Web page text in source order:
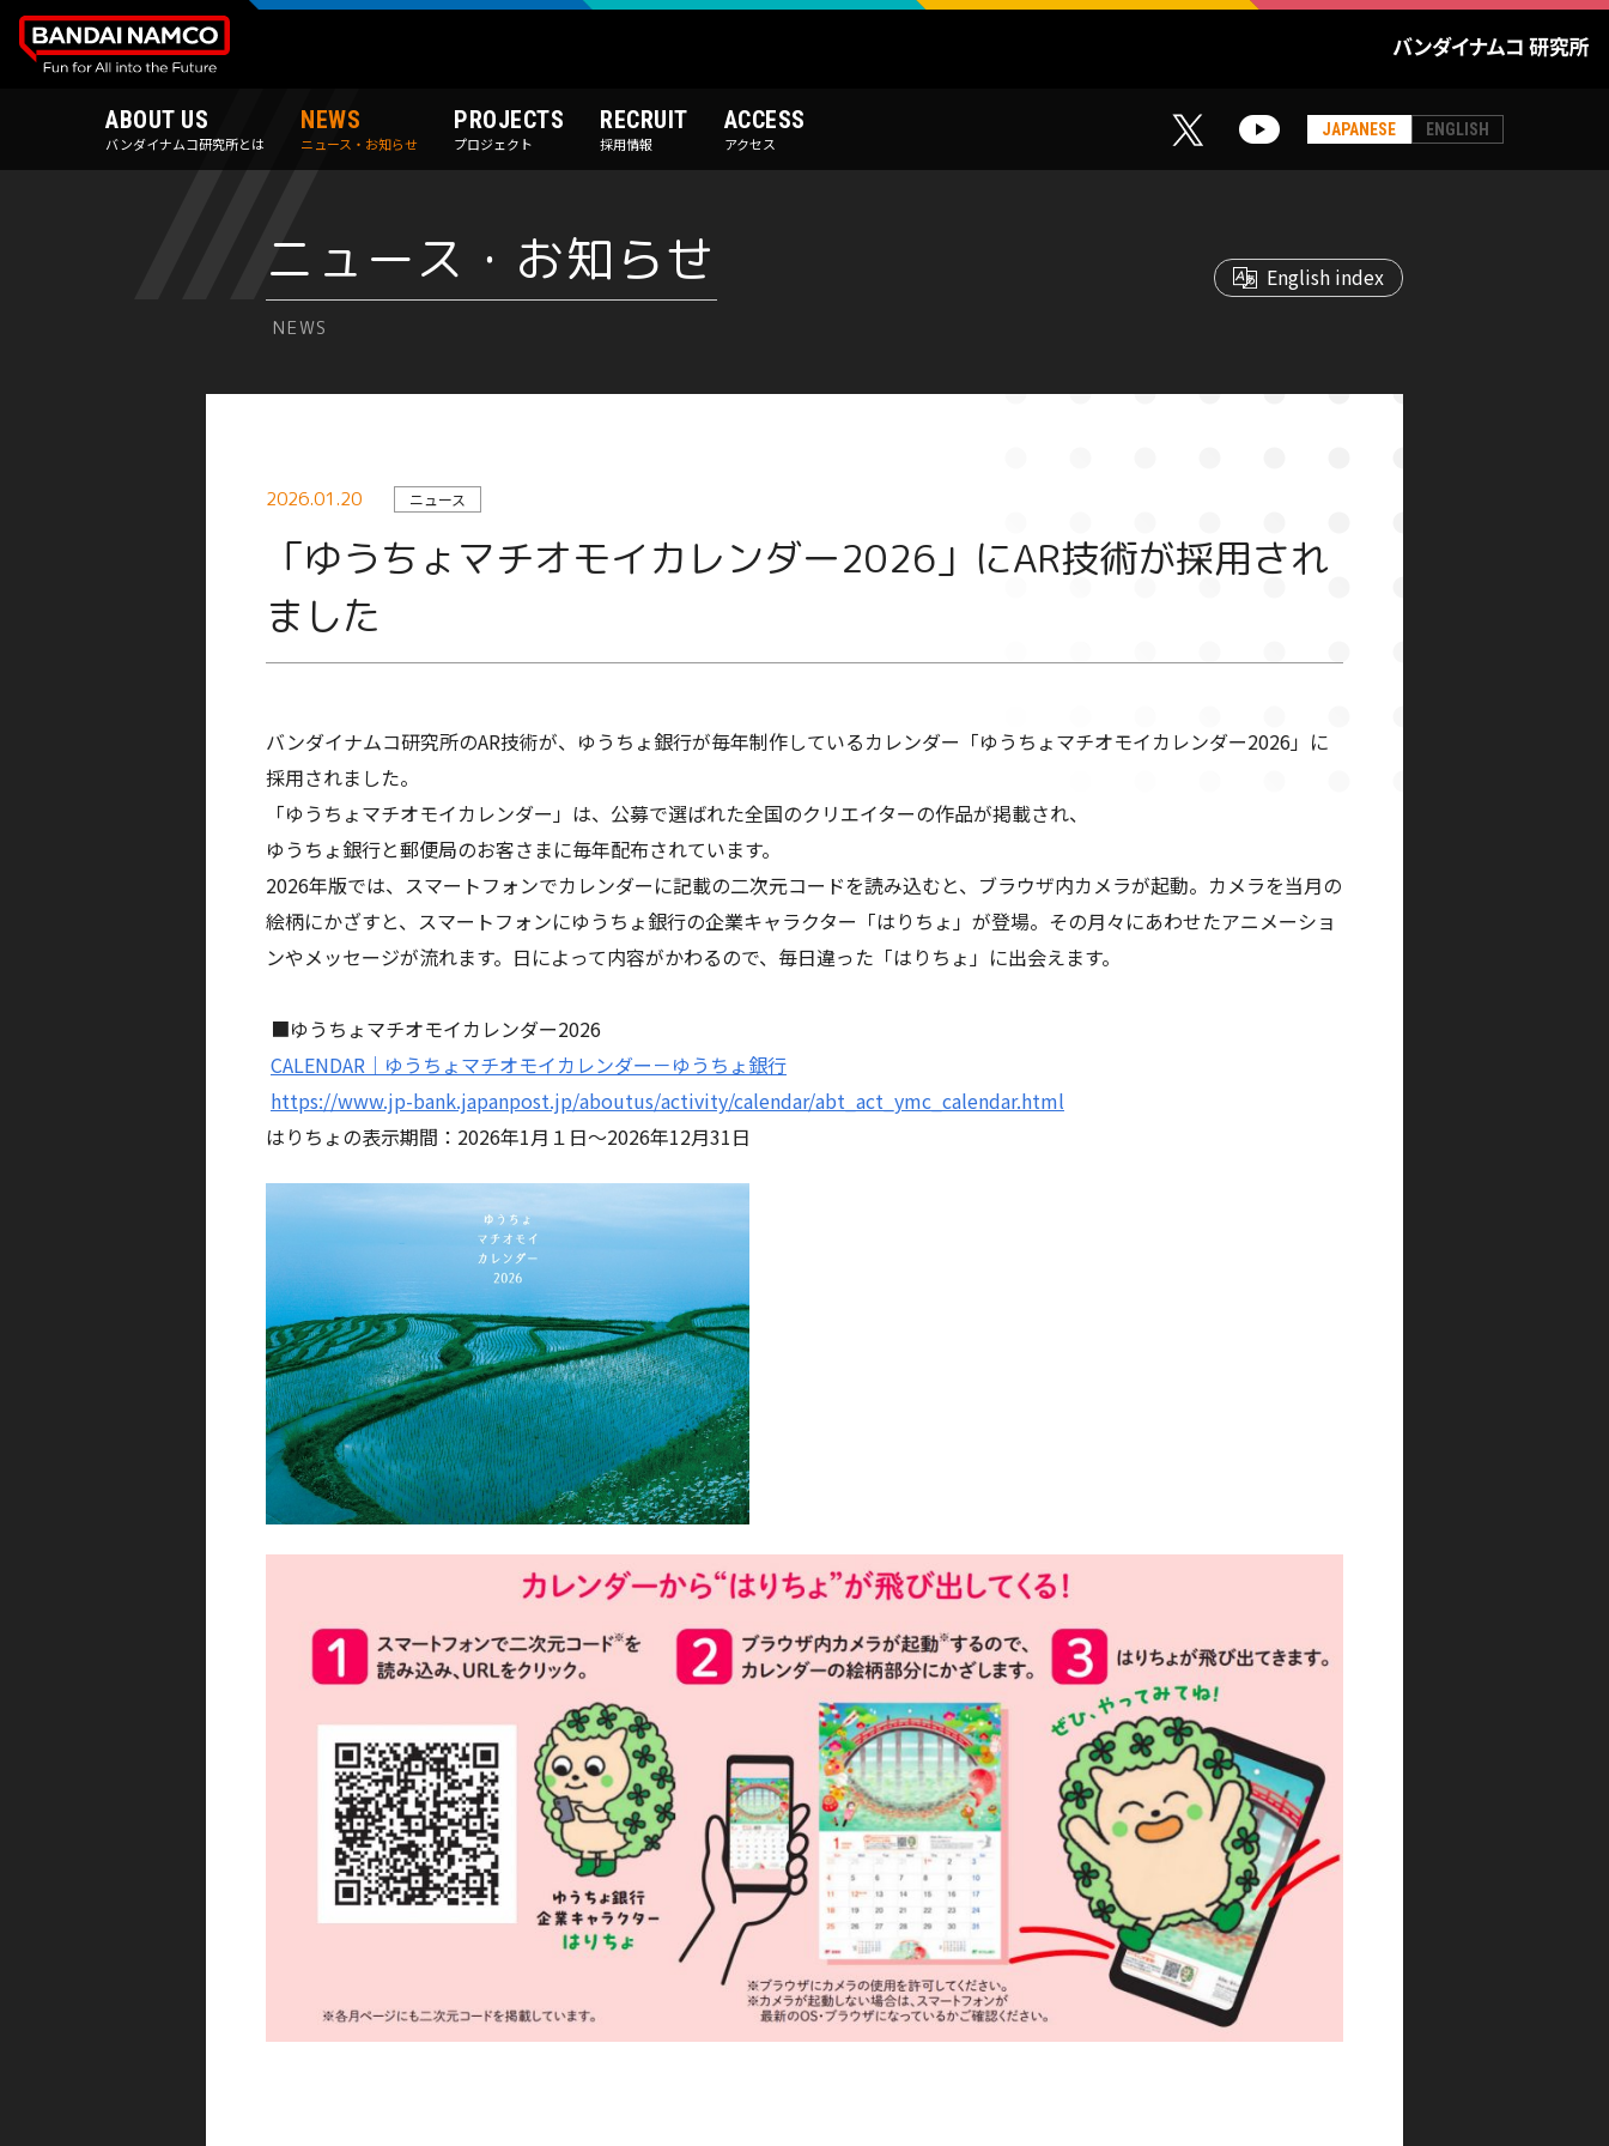
ABOUT US
バンダイナムコ研究所とは
NEWS
ニュース・お知らせ
PROJECTS
プロジェクト
RECRUIT
採用情報
ACCESS
アクセス
ENGLISH
JAPANESE
ニュース・お知らせ
NEWS
English index
2026.01.20 ニュース
「ゆうちょマチオモイカレンダー2026」にAR技術が採用され
ました
バンダイナムコ研究所のAR技術が、ゆうちょ銀行が毎年制作しているカレンダー「ゆうちょマチオモイカレンダー2026」に
採用されました。
「ゆうちょマチオモイカレンダー」は、公募で選ばれた全国のクリエイターの作品が掲載され、
ゆうちょ銀行と郵便局のお客さまに毎年配布されています。
2026年版では、スマートフォンでカレンダーに記載の二次元コードを読み込むと、ブラウザ内カメラが起動。カメラを当月の
絵柄にかざすと、スマートフォンにゆうちょ銀行の企業キャラクター「はりちょ」が登場。その月々にあわせたアニメーショ
ンやメッセージが流れます。日によって内容がかわるので、毎日違った「はりちょ」に出会えます。
■ゆうちょマチオモイカレンダー2026
CALENDAR｜ゆうちょマチオモイカレンダー－ゆうちょ銀行
https://www.jp-bank.japanpost.jp/aboutus/activity/calendar/abt_act_ymc_calendar.html
はりちょの表示期間：2026年1月１日～2026年12月31日